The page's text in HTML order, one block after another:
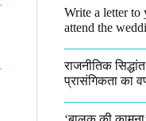
Write a letter
attend the
राजनीतिक
प्रासंगिकता का